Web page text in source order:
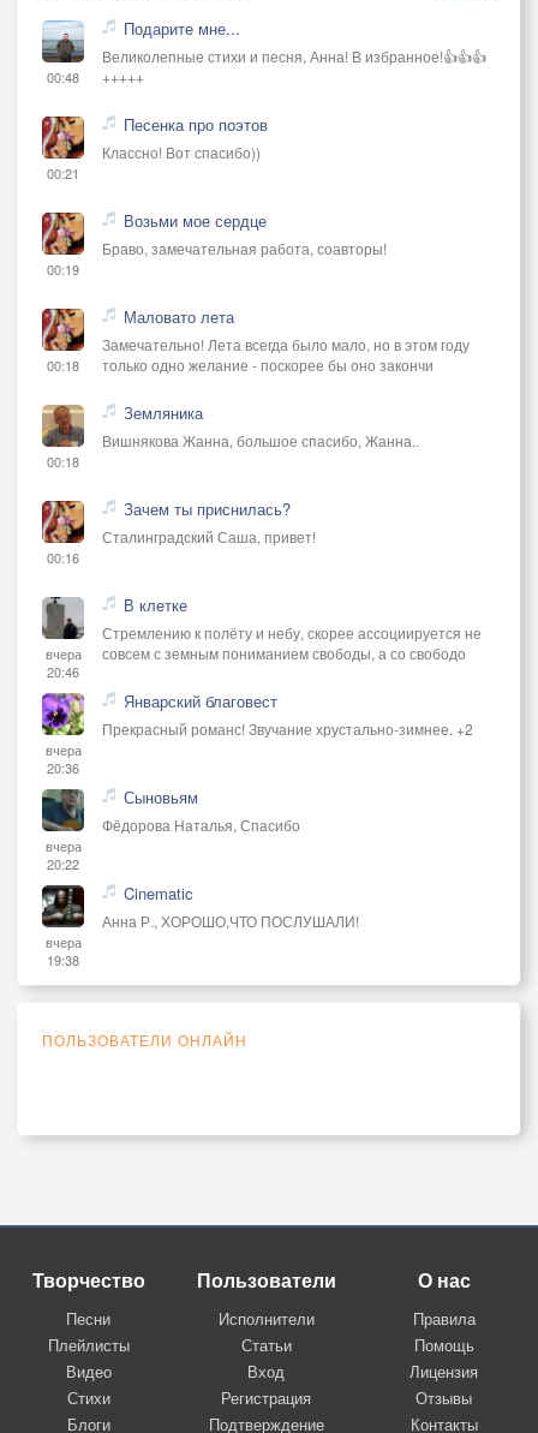
00:48
Подарите мне...
Великолепные стихи и песня, Анна! В избранное!👍👍👍
+++++
00:21
Песенка про поэтов
Классно! Вот спасибо))
00:19
Возьми мое сердце
Браво, замечательная работа, соавторы!
00:18
Маловато лета
Замечательно! Лета всегда было мало, но в этом году
только одно желание - поскорее бы оно закончи
00:18
Земляника
Вишнякова Жанна, большое спасибо, Жанна..
00:16
Зачем ты приснилась?
Сталинградский Саша, привет!
вчера
20:46
В клетке
Стремлению к полёту и небу, скорее ассоциируется не
совсем с земным пониманием свободы, а со свободо
вчера
20:36
Январский благовест
Прекрасный романс! Звучание хрустально-зимнее. +2
вчера
20:22
Сыновьям
Фёдорова Наталья, Спасибо
вчера
19:38
Cinematic
Анна Р., ХОРОШО,ЧТО ПОСЛУШАЛИ!
ПОЛЬЗОВАТЕЛИ ОНЛАЙН
Творчество
Песни
Плейлисты
Видео
Стихи
Блоги
Пользователи
Исполнители
Статьи
Вход
Регистрация
Подтверждение
О нас
Правила
Помощь
Лицензия
Отзывы
Контакты